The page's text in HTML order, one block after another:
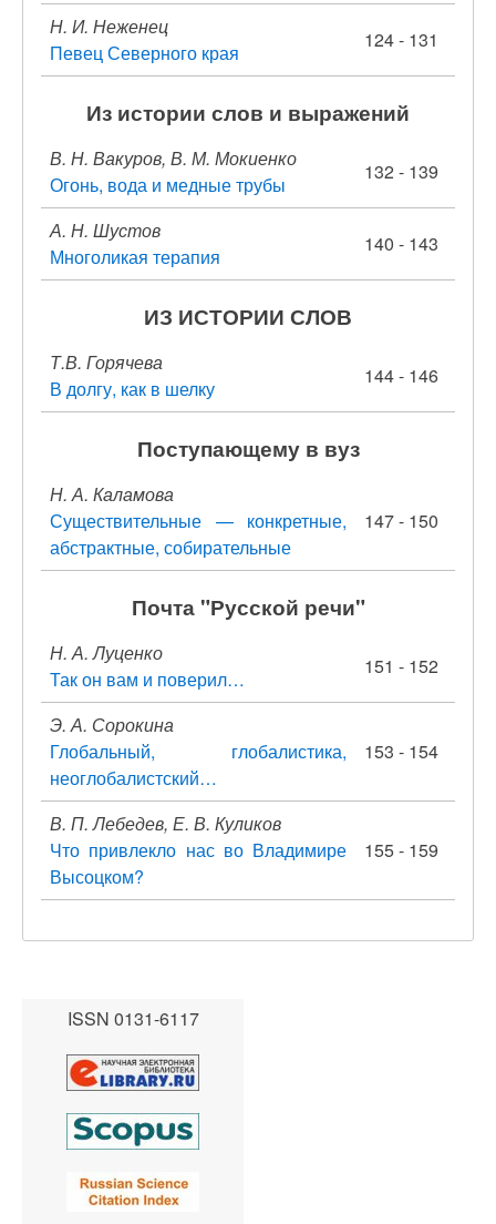
Н. И. Неженец
Певец Северного края
124 - 131
Из истории слов и выражений
В. Н. Вакуров, В. М. Мокиенко
Огонь, вода и медные трубы
132 - 139
А. Н. Шустов
Многоликая терапия
140 - 143
ИЗ ИСТОРИИ СЛОВ
Т.В. Горячева
В долгу, как в шелку
144 - 146
Поступающему в вуз
Н. А. Каламова
Существительные — конкретные,
абстрактные, собирательные
147 - 150
Почта "Русской речи"
Н. А. Луценко
Так он вам и поверил…
151 - 152
Э. А. Сорокина
Глобальный, глобалистика,
неоглобалистский…
153 - 154
В. П. Лебедев, Е. В. Куликов
Что привлекло нас во Владимире
Высоцком?
155 - 159
ISSN 0131-6117